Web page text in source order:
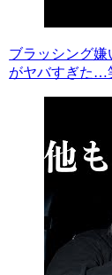
ブラッシング
がヤバすぎた…